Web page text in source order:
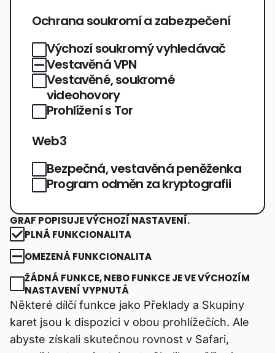
Ochrana soukromí a zabezpečení
Výchozí soukromý vyhledávač
Vestavěná VPN
Vestavěné, soukromé
videohovory
Prohlížení s Tor
Web3
Bezpečná, vestavěná peněženka
Program odměn za kryptografii
GRAF POPISUJE VÝCHOZÍ NASTAVENÍ.
PLNÁ FUNKCIONALITA
OMEZENÁ FUNKCIONALITA
ŽÁDNÁ FUNKCE, NEBO FUNKCE JE VE VÝCHOZÍM
NASTAVENÍ VYPNUTÁ
Některé dílčí funkce jako Překlady a Skupiny
karet jsou k dispozici v obou prohlížečích. Ale
abyste získali skutečnou rovnost v Safari,